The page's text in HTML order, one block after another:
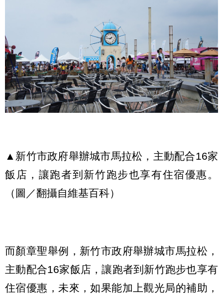
▲新竹市政府舉辦城市馬拉松，主動配合16家
飯店，讓跑者到新竹跑步也享有住宿優惠。
（圖／翻攝自維基百科）
而顏章聖舉例，新竹市政府舉辦城市馬拉松，
主動配合16家飯店，讓跑者到新竹跑步也享有
住宿優惠，未來，如果能加上觀光局的補助，